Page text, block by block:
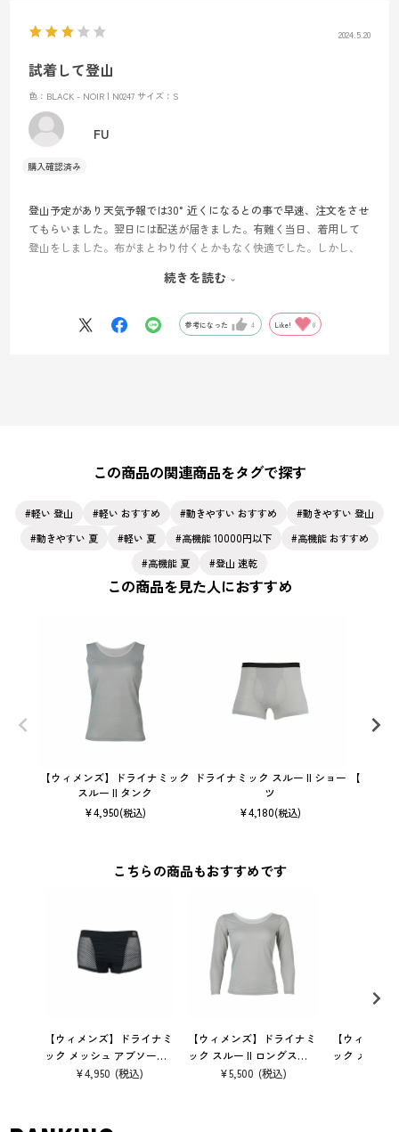
2024.5.20
試着して登山
色：BLACK - NOIR | N0247 サイズ：S
FU
登山予定があり天気予報では30°近くになるとの事で早速、注文をさせ
てもらいました。翌日には配送が届きました。有難く当日、着用して
登山をしました。布がまとわり付くとかもなく快適でした。しかし、
と良かったです。このタイプでボクサーパンツ的な物があれば大歓迎
続きを読む
参考になった 4 Like! 0
この商品の関連商品をタグで探す
軽い 登山 軽い おすすめ 動きやすい おすすめ
動きやすい 登山
動きやすい 夏
軽い 夏 高機能 10000円以下
高機能 おすすめ
高機能 夏
登山 速乾
この商品を見た人におすすめ
【ウィメンズ】ドライナミック
スルー II タンク
¥4,950(税込)
ドライナミック スルー II ショー
ツ
¥4,180(税込)
【ウィ
こちらの商品もおすすめです
【ウィメンズ】ドライナミ
ック メッシュ アブソーベ
ント ショーツ アンダーウ
¥4,950
【ウィメンズ】ドライナミ
ック スルー II ロングスリ
ーブ アンダーウェア
¥5,500
【ウィメン
ック メッシ